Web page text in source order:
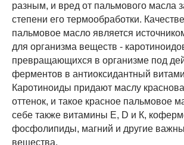
разным, и вред от пальмового масла
степени его термообработки.
пальмовое масло является
для организма веществ -
превращающихся в организме под
ферментов в антиоксидантный
Каротиноиды придают маслу
оттенок, и такое красное пальмовое
себе также витамины Е, D и К,
фосфолипиды, магний и другие
вещества.